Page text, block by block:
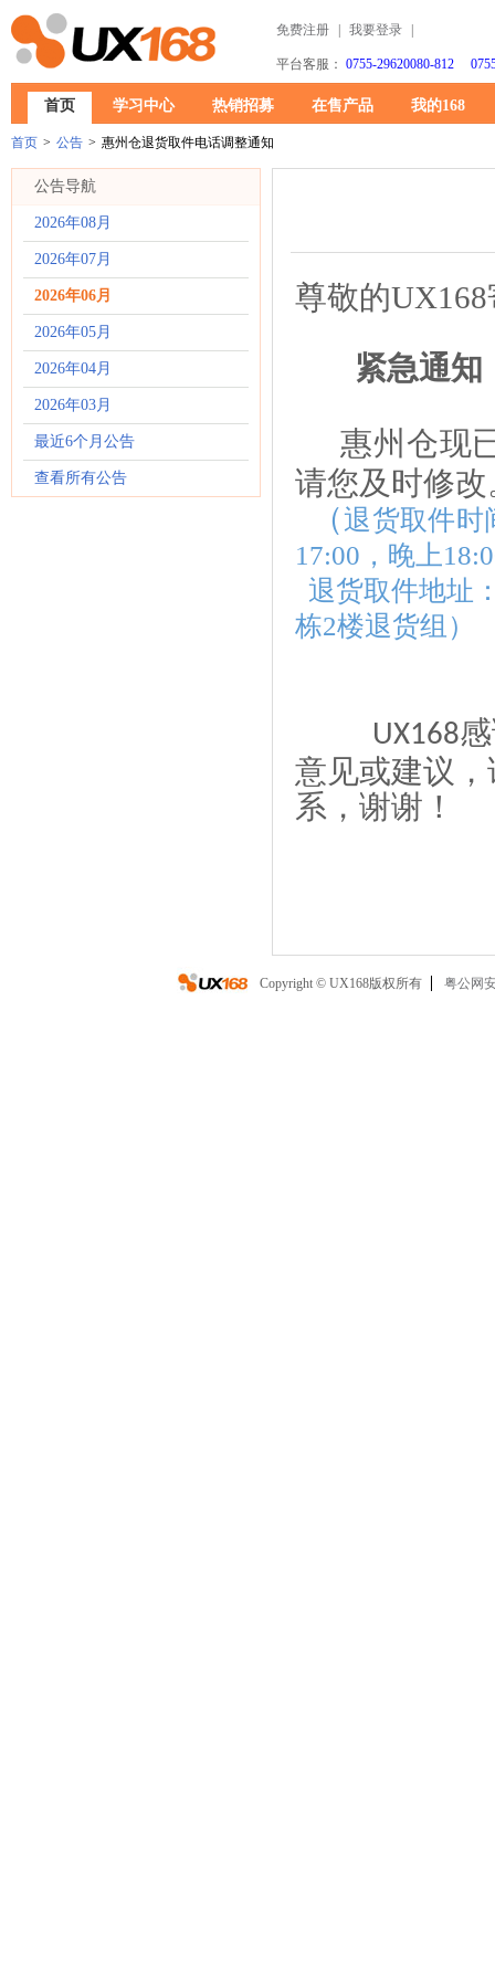
免费注册 我要登录
平台客服： 0755-29620080-812
首页 学习中心 热销招募 在售产品 我的168
首页 > 公告 > 惠州仓退货取件电话调整通知
公告导航
2026年08月
2026年07月
2026年06月
2026年05月
2026年04月
2026年03月
最近6个月公告
查看所有公告
尊敬的
紧急通知
惠州仓现
请您及时修改
（退货取件时
17:00，晚上
退货取件地址
栋2楼退货组）
UX168
意见或建议
系，谢谢！
Copyright © UX168版权所有 粤公网